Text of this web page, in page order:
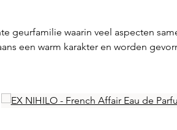
geurfamilie waarin veel aspecten
een warm karakter en worden
Skip product gallery